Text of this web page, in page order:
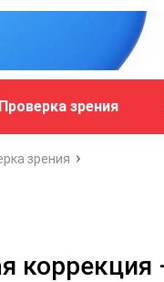
Проверка зрения
зрения
коррекция